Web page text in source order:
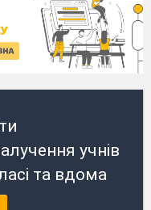
учнів
та вдома